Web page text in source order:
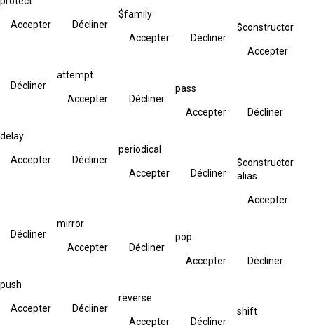
Accepter Décliner
$family
Accepter Décliner
$constructor
Accepter
Décliner
attempt
Accepter Décliner
pass
Accepter Décliner
delay
Accepter Décliner
periodical
Accepter Décliner
$constructor
alias
Accepter
Décliner
mirror
Accepter Décliner
pop
Accepter Décliner
push
Accepter Décliner
reverse
Accepter Décliner
shift